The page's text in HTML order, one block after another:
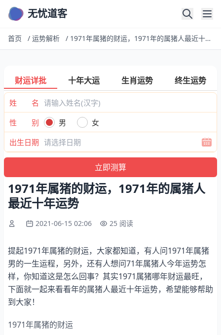
无忧道客
首页 / 运势解析 / 1971年属猪的财运，1971年的属猪人最近十年运势
财运详批 十年大运 生肖运势 终生运势
姓 名
性 别
男
女
出生日期
1971年属猪的财运，1971年的属猪人
最近十年运势
2021-06-15 02:06 25 阅读
提起1971年属猪的财运，大家都知道，有人问1971年属猪
男的一生运程，另外，还有人想问71年属猪人今年运势怎
样，你知道这是怎么回事？其实1971属猪哪年财运最旺，
下面就一起来看看年的属猪人最近十年运势，希望能够帮助
到大家！
1971年属猪的财运